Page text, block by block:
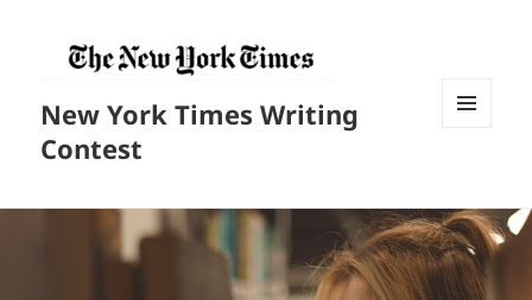
New York Times Writing
Contest